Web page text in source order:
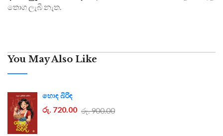
තොග ලැබී නැත.
You May Also Like
හොඳ බිරිඳ
රු. 720.00 රු. 900.00